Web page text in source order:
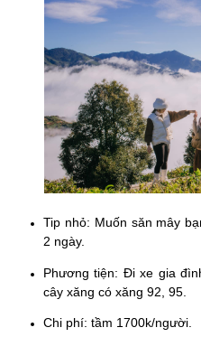
Tip nhỏ: Muốn săn mây
2 ngày.
Phương tiện: Đi xe gia
cây xăng có xăng 92, 95.
Chi phí: tầm 1700k/người.